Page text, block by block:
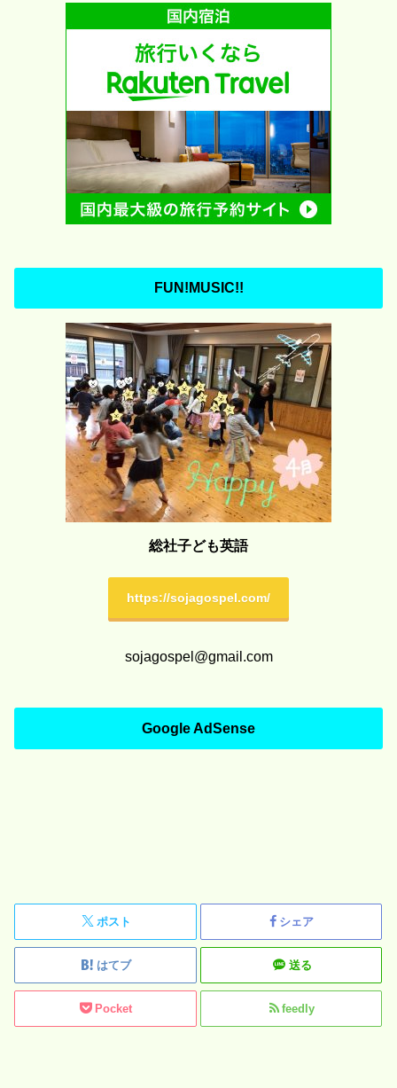
FUN!MUSIC!!
総社子ども英語
https://sojagospel.com/
sojagospel@gmail.com
Google AdSense
ポスト シェア
はてブ 送る
Pocket feedly